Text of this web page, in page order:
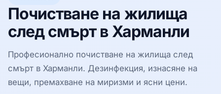
Почистване на жилища
след смърт в Харманли
Професионално почистване на жилища след
смърт в Харманли. Дезинфекция, изнасяне на
вещи, премахване на миризми и ясни цени.